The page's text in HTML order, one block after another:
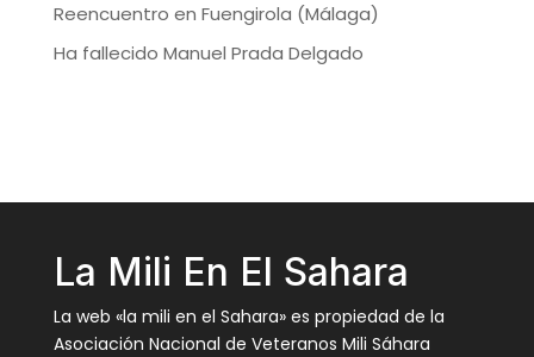
Reencuentro en Fuengirola (Málaga)
Ha fallecido Manuel Prada Delgado
La Mili En El Sahara
La web «la mili en el Sahara» es propiedad de la
Asociación Nacional de Veteranos Mili Sáhara